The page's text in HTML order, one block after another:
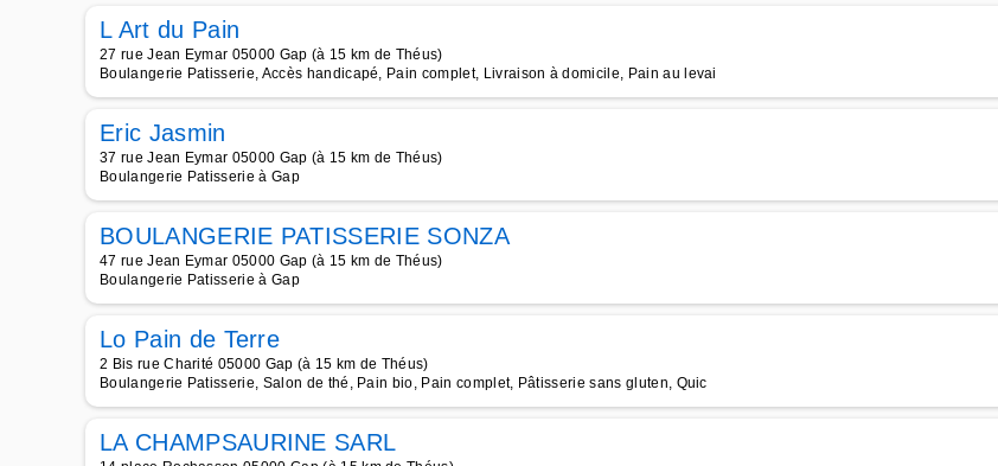
L Art du Pain
27 rue Jean Eymar 05000 Gap (à 15 km de Théus)
Boulangerie Patisserie, Accès handicapé, Pain complet, Livraison à domicile, Pain au levai
Eric Jasmin
37 rue Jean Eymar 05000 Gap (à 15 km de Théus)
Boulangerie Patisserie à Gap
BOULANGERIE PATISSERIE SONZA
47 rue Jean Eymar 05000 Gap (à 15 km de Théus)
Boulangerie Patisserie à Gap
Lo Pain de Terre
2 Bis rue Charité 05000 Gap (à 15 km de Théus)
Boulangerie Patisserie, Salon de thé, Pain bio, Pain complet, Pâtisserie sans gluten, Quic
LA CHAMPSAURINE SARL